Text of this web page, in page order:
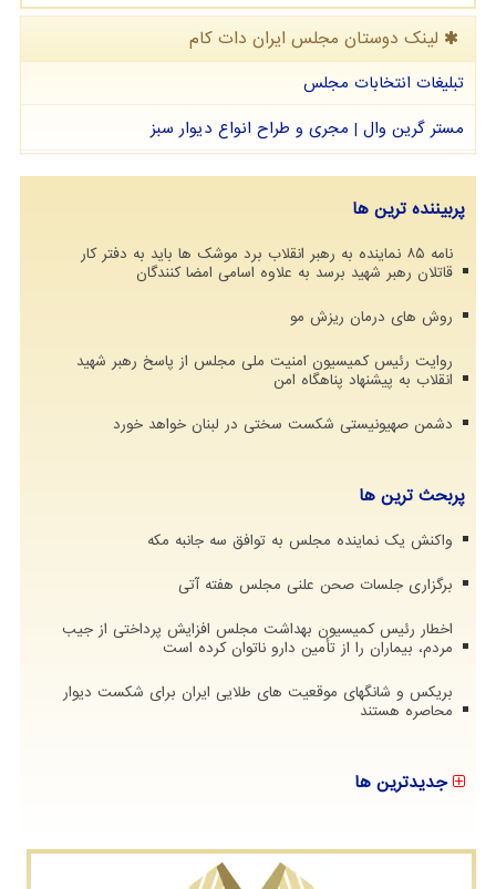
لینک دوستان مجلس ایران دات كام
تبلیغات انتخابات مجلس
مستر گرین وال | مجری و طراح انواع دیوار سبز
پربیننده ترین ها
نامه ۸۵ نماینده به رهبر انقلاب برد موشک ها باید به دفتر کار
قاتلان رهبر شهید برسد به علاوه اسامی امضا کنندگان
روش های درمان ریزش مو
روایت رئیس کمیسیون امنیت ملی مجلس از پاسخ رهبر شهید
انقلاب به پیشنهاد پناهگاه امن
دشمن صهیونیستی شکست سختی در لبنان خواهد خورد
پربحث ترین ها
واکنش یک نماینده مجلس به توافق سه جانبه مکه
برگزاری جلسات صحن علنی مجلس هفته آتی
اخطار رئیس کمیسیون بهداشت مجلس افزایش پرداختی از جیب
مردم، بیماران را از تأمین دارو ناتوان کرده است
بریکس و شانگهای موقعیت های طلایی ایران برای شکست دیوار
محاصره هستند
جدیدترین ها